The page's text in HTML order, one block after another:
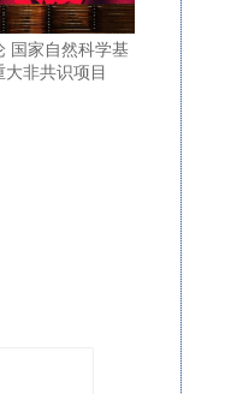
国家自然科学基
非共识项目